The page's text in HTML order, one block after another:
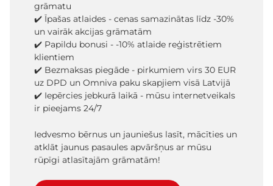
grāmatu
✔️ Īpašas atlaides - cenas samazinātas līdz -30%
un vairāk akcijas grāmatām
✔️ Papildu bonusi - -10% atlaide reģistrētiem
klientiem
✔️ Bezmaksas piegāde - pirkumiem virs 30 EUR
uz DPD un Omniva paku skapjiem visā Latvijā
✔️ Iepērcies jebkurā laikā - mūsu internetveikals
ir pieejams 24/7
Iedvesmo bērnus un jauniešus lasīt, mācīties un
atklāt jaunus pasaules apvāršņus ar mūsu
rūpīgi atlasītajām grāmatām!